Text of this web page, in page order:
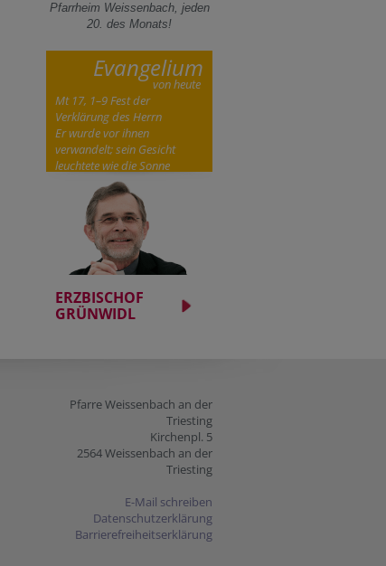
Pfarrheim Weissenbach, jeden
20. des Monats!
Evangelium
von heute
Mt 17, 1–9 Fest der
Verklärung des Herrn
Er wurde vor ihnen
verwandelt; sein Gesicht
leuchtete wie die Sonne
ERZBISCHOF
GRÜNWIDL
Pfarre Weissenbach an der
Triesting
Kirchenpl. 5
2564 Weissenbach an der
Triesting
E-Mail schreiben
Datenschutzerklärung
Barrierefreiheitserklärung